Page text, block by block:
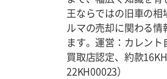
王ならではの旧車の相
ルマの売却に関わる
ます。運営：カレン
買取店認定、約款
22KH00023）